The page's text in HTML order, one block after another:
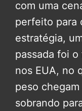
com uma
perfeito para
estratégia,
passada foi
nos EUA, no
peso
sobrando